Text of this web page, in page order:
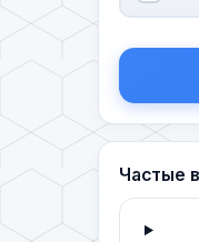
Частые